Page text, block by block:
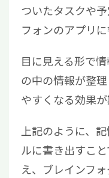
ついたタスクや
フォンのアプリ
目に見える形で
の中の情報が整
やすくなる効果が
上記のように、
ルに書き出すこ
え、ブレインフ